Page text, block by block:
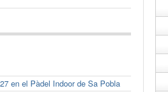
en el Pàdel Indoor de Sa Pobla